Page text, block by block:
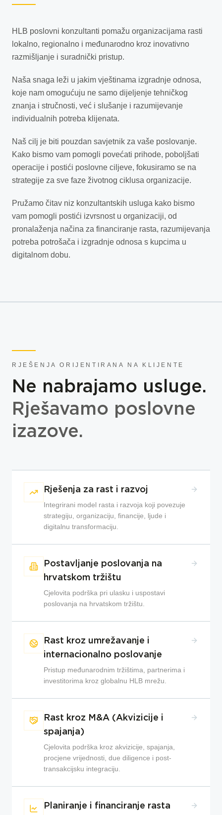
HLB poslovni konzultanti pomažu organizacijama rasti
lokalno, regionalno i međunarodno kroz inovativno
razmišljanje i suradnički pristup.
Naša snaga leži u jakim vještinama izgradnje odnosa,
koje nam omogućuju ne samo dijeljenje tehničkog
znanja i stručnosti, već i slušanje i razumijevanje
individualnih potreba klijenata.
Naš cilj je biti pouzdan savjetnik za vaše poslovanje.
Kako bismo vam pomogli povećati prihode, poboljšati
operacije i postići poslovne ciljeve, fokusiramo se na
strategije za sve faze životnog ciklusa organizacije.
Pružamo čitav niz konzultantskih usluga kako bismo
vam pomogli postići izvrsnost u organizaciji, od
pronalaženja načina za financiranje rasta, razumijevanja
potreba potrošača i izgradnje odnosa s kupcima u
digitalnom dobu.
RJEŠENJA ORIJENTIRANA NA KLIJENTE
Ne nabrajamo usluge.
Rješavamo poslovne
izazove.
Rješenja za rast i razvoj
Integrirani model rasta i razvoja koji povezuje
strategiju, organizaciju, financije, ljude i
digitalnu transformaciju.
Postavljanje poslovanja na
hrvatskom tržištu
Cjelovita podrška pri ulasku i uspostavi
poslovanja na hrvatskom tržištu.
Rast kroz umrežavanje i
internacionalno poslovanje
Pristup međunarodnim tržištima, partnerima i
investitorima kroz globalnu HLB mrežu.
Rast kroz M&A (Akvizicije i
spajanja)
Cjelovita podrška kroz akvizicije, spajanja,
procjene vrijednosti, due diligence i post-
transakcijsku integraciju.
Planiranje i financiranje rasta